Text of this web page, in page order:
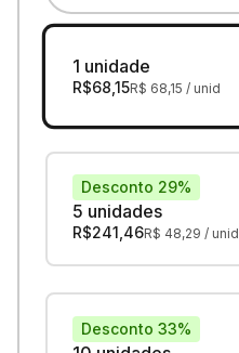
1 unidade
R$68,15R$ 68,15 / unid
5 unidades
Desconto 29%
R$241,46R$ 48,29 / unid
Desconto 33%